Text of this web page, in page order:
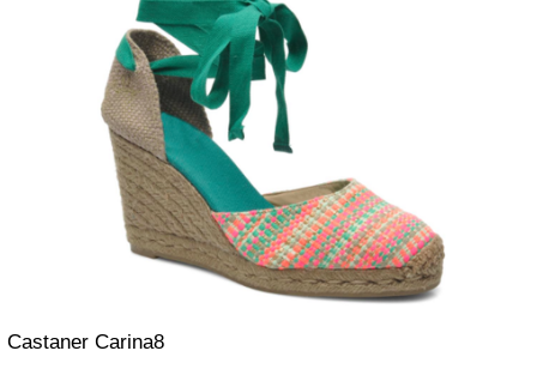
Castaner Carina8